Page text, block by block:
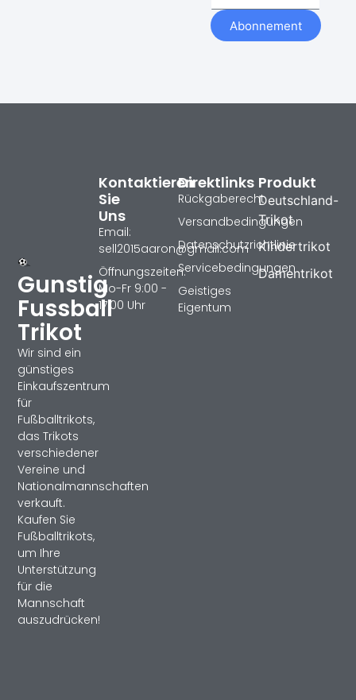
Abonnement
Gunstig
Fussball
Trikot
Wir sind ein
günstiges
Einkaufszentrum
für
Fußballtrikots,
das Trikots
verschiedener
Vereine und
Nationalmannschaften
verkauft.
Kaufen Sie
Fußballtrikots,
um Ihre
Unterstützung
für die
Mannschaft
auszudrücken!
Produkt
Deutschland-
Trikot
Kindertrikot
Damentrikot
Direktlinks
Rückgaberecht
Versandbedingungen
Datenschutzrichtlinie
Servicebedingungen
Geistiges
Eigentum
Kontaktieren
Sie
Uns
Email:
sell2015aaron@gmail.com
Öffnungszeiten:
Mo-Fr 9:00 -
17:00 Uhr